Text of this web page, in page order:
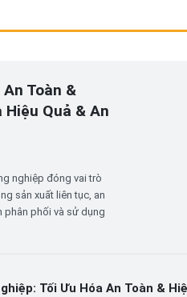
Toàn &
Hiệu Quả & An
nghiệp đóng vai trò
sản xuất liên tục, an
phân phối và sử dụng
Tối Ưu Hóa An Toàn &